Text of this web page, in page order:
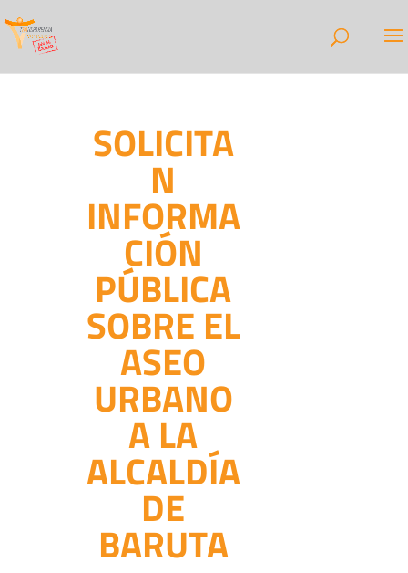
SOLICITA
N
INFORMA
CIÓN
PÚBLICA
SOBRE EL
ASEO
URBANO
A LA
ALCALDÍA
DE
BARUTA